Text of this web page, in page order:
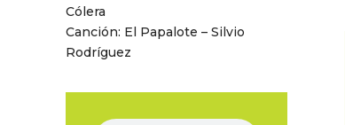
Cólera
Canción: El Papalote – Silvio
Rodríguez